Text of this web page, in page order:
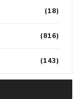
(18)
(816)
(143)